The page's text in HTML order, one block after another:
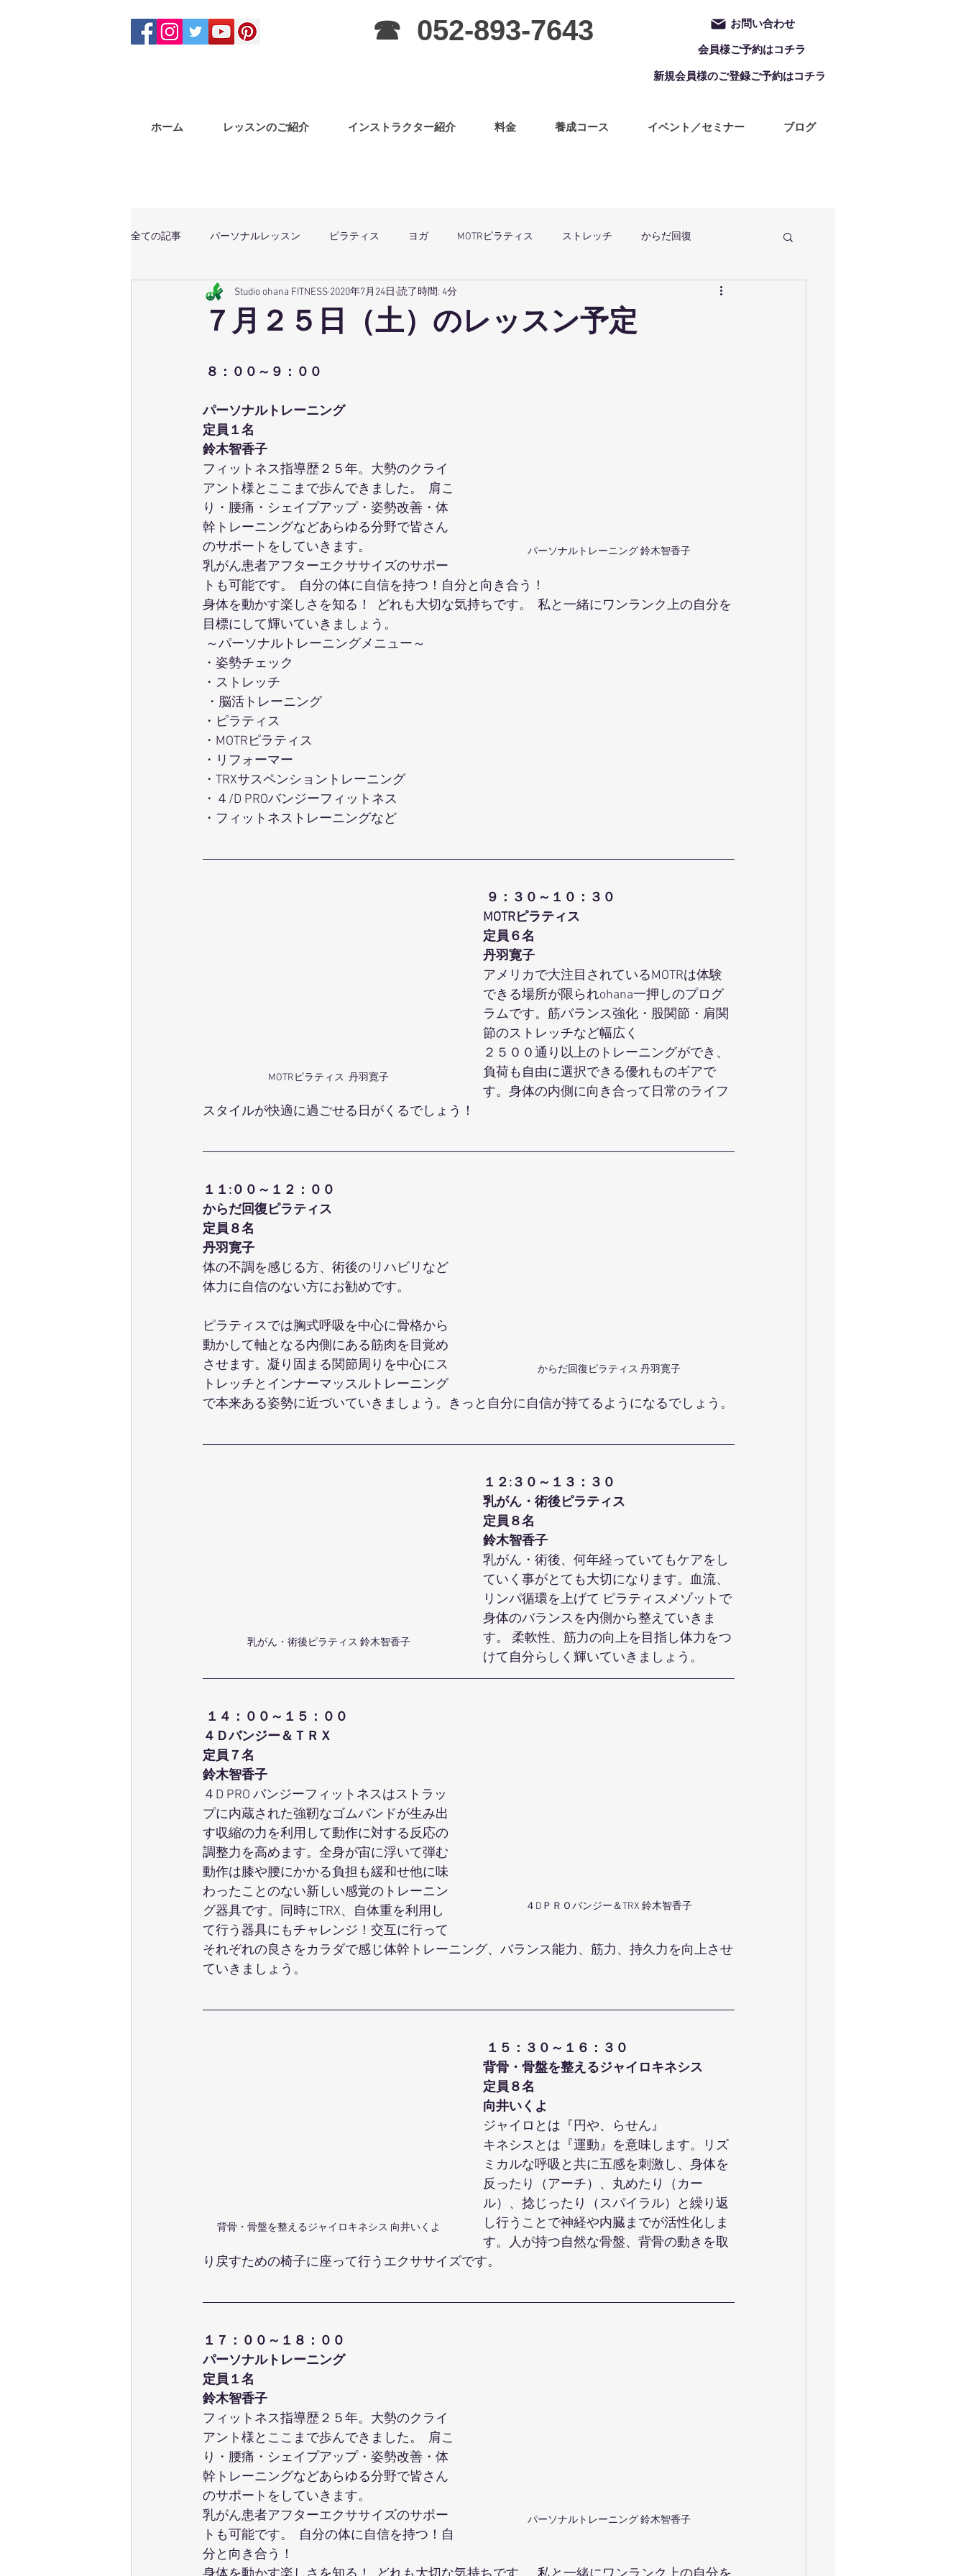
☎ 052-893-7643 お問い合わせ
会員様ご予約はコチラ
新規会員様のご登録ご予約はコチラ
ホーム レッスンのご紹介 インストラクター紹介 料金 養成コース イベント／セミナー ブログ
全ての記事 パーソナルレッスン ピラティス ヨガ MOTRピラティス ストレッチ からだ回復
体幹トレーニング マサラバングラ ピラティス（子連OK） ZUMBA
テクニカル養成コース パーソナルストレッチ
ポールウォーキング ピラティス養成コース 講演会
７月２５日（土）のレッスン予定
Studio ohana FITNESS 2020年7月24日 読了時間: 4分
パーソナルトレーニング 鈴木智香子
８：００～９：００
パーソナルトレーニング
定員１名
鈴木智香子
フィットネス指導歴２５年。大勢のクライ
アント様とここまで歩んできました。  肩こ
り・腰痛・シェイプアップ・姿勢改善・体
幹トレーニングなどあらゆる分野で皆さん
のサポートをしていきます。
乳がん患者アフターエクササイズのサポー
トも可能です。  自分の体に自信を持つ！自分と向き合う！
身体を動かす楽しさを知る！  どれも大切な気持ちです。  私と一緒にワンランク上の自分を
目標にして輝いていきましょう。
～パーソナルトレーニングメニュー～
・姿勢チェック
・ストレッチ
・脳活トレーニング
・ピラティス
・MOTRピラティス
・リフォーマー
・TRXサスペンショントレーニング
・４/D PROバンジーフィットネス
・フィットネストレーニングなど
MOTRピラティス  丹羽寛子
９：３０～１０：３０
MOTRピラティス
定員６名
丹羽寛子
アメリカで大注目されているMOTRは体験
できる場所が限られohana一押しのプログ
ラムです。筋バランス強化・股関節・肩関
節のストレッチなど幅広く
２５００通り以上のトレーニングができ、
負荷も自由に選択できる優れものギアで
す。身体の内側に向き合って日常のライフ
スタイルが快適に過ごせる日がくるでしょう！
からだ回復ピラティス 丹羽寛子
１１:００～１２：００
からだ回復ピラティス
定員８名
丹羽寛子
体の不調を感じる方、術後のリハビリなど
体力に自信のない方にお勧めです。
ピラティスでは胸式呼吸を中心に骨格から
動かして軸となる内側にある筋肉を目覚め
させます。凝り固まる関節周りを中心にス
トレッチとインナーマッスルトレーニング
で本来ある姿勢に近づいていきましょう。きっと自分に自信が持てるようになるでしょう。
乳がん・術後ピラティス 鈴木智香子
１２:３０～１３：３０
乳がん・術後ピラティス
定員８名
鈴木智香子
乳がん・術後、何年経っていてもケアをし
ていく事がとても大切になります。血流、
リンパ循環を上げて ピラティスメゾットで
身体のバランスを内側から整えていきま
す。 柔軟性、筋力の向上を目指し体力をつ
けて自分らしく輝いていきましょう。
４DＰＲＯバンジー＆TRX 鈴木智香子
１４：００～１５：００
４Ｄバンジー＆ＴＲＸ
定員７名
鈴木智香子
４D PRO バンジーフィットネスはストラッ
プに内蔵された強靭なゴムバンドが生み出
す収縮の力を利用して動作に対する反応の
調整力を高めます。全身が宙に浮いて弾む
動作は膝や腰にかかる負担も緩和せ他に味
わったことのない新しい感覚のトレーニン
グ器具です。同時にTRX、自体重を利用し
て行う器具にもチャレンジ！交互に行って
それぞれの良さをカラダで感じ体幹トレーニング、バランス能力、筋力、持久力を向上させ
ていきましょう。
背骨・骨盤を整えるジャイロキネシス 向井いくよ
１５：３０～１６：３０
背骨・骨盤を整えるジャイロキネシス
定員８名
向井いくよ
ジャイロとは『円や、らせん』
キネシスとは『運動』を意味します。リズ
ミカルな呼吸と共に五感を刺激し、身体を
反ったり（アーチ）、丸めたり（カー
ル）、捻じったり（スパイラル）と繰り返
し行うことで神経や内臓までが活性化しま
す。人が持つ自然な骨盤、背骨の動きを取
り戻すための椅子に座って行うエクササイズです。
パーソナルトレーニング 鈴木智香子
１７：００～１８：００
パーソナルトレーニング
定員１名
鈴木智香子
フィットネス指導歴２５年。大勢のクライ
アント様とここまで歩んできました。  肩こ
り・腰痛・シェイプアップ・姿勢改善・体
幹トレーニングなどあらゆる分野で皆さん
のサポートをしていきます。
乳がん患者アフターエクササイズのサポー
トも可能です。  自分の体に自信を持つ！自
分と向き合う！